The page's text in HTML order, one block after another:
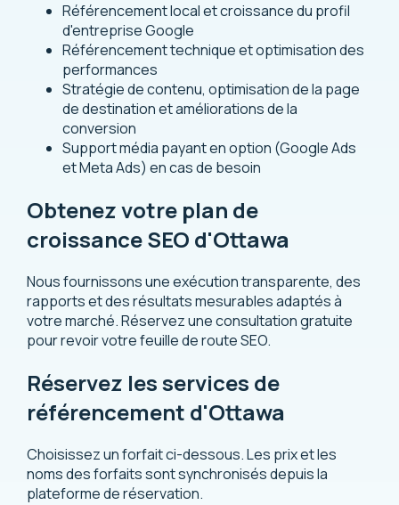
Référencement local et croissance du profil
d'entreprise Google
Référencement technique et optimisation des
performances
Stratégie de contenu, optimisation de la page
de destination et améliorations de la
conversion
Support média payant en option (Google Ads
et Meta Ads) en cas de besoin
Obtenez votre plan de
croissance SEO d'Ottawa
Nous fournissons une exécution transparente, des
rapports et des résultats mesurables adaptés à
votre marché.Réservez une consultation gratuite
pour revoir votre feuille de route SEO.
Réservez les services de
référencement d'Ottawa
Choisissez un forfait ci-dessous. Les prix et les
noms des forfaits sont synchronisés depuis la
plateforme de réservation.